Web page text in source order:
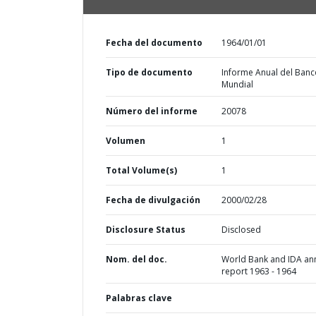
Fecha del documento 1964/01/01
Tipo de documento
Informe Anual del
Mundial
Número del informe 20078
Volumen 1
Total Volume(s) 1
Fecha de divulgación 2000/02/28
Disclosure Status Disclosed
Nom. del doc.
World Bank and IDA
report 1963 - 1964
Palabras clave